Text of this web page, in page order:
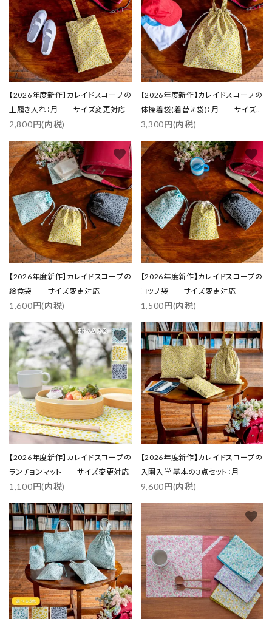
【2026年度新作】カレイドスコープの
上履き入れ：月 ｜サイズ変更対応
2,800円(内税)
【2026年度新作】カレイドスコープの
体操着袋(着替え袋)：月 ｜サイズ
変更対応
3,300円(内税)
【2026年度新作】カレイドスコープの
給食袋 ｜サイズ変更対応
1,600円(内税)
favorite
【2026年度新作】カレイドスコープの
コップ袋 ｜サイズ変更対応
1,500円(内税)
favorite
【2026年度新作】カレイドスコープの
ランチョンマット ｜サイズ変更対応
1,100円(内税)
favorite
【2026年度新作】カレイドスコープの
入園入学 基本の3点セット：月
9,600円(内税)
favorite
favorite favorite
キーワード
カテゴリー
検索する
close